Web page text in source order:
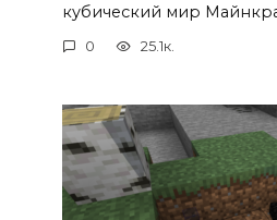
кубический мир
0 25.1к.